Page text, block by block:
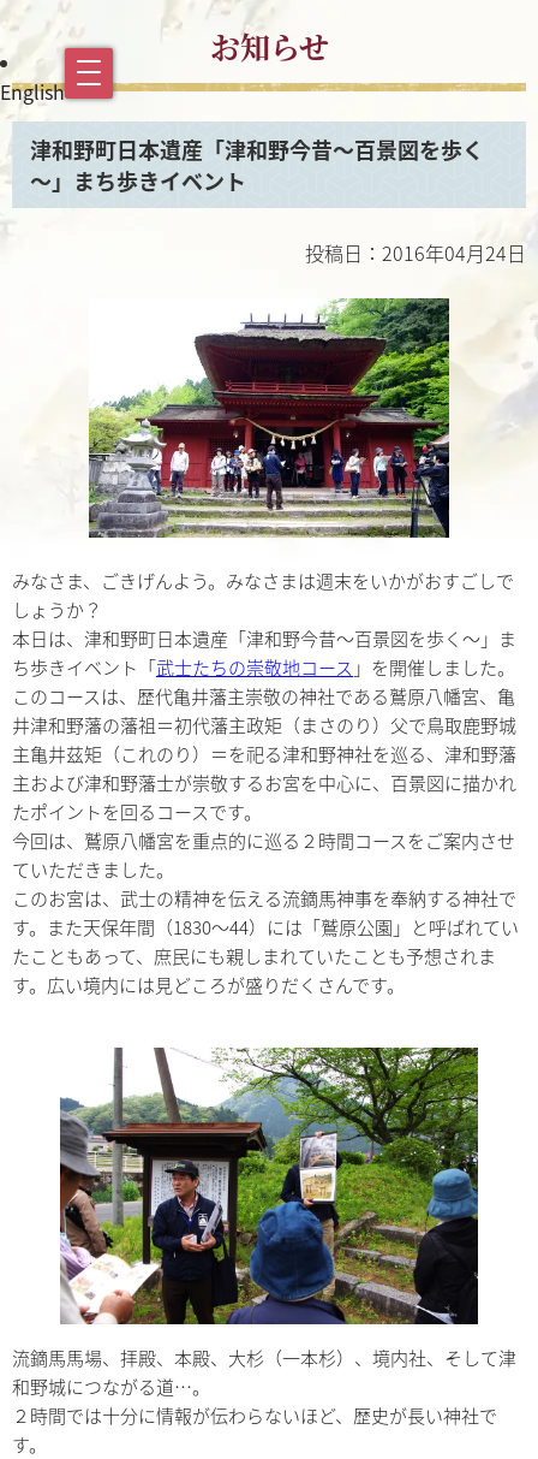
English
お知らせ
津和野町日本遺産「津和野今昔～百景図を歩く
～」まち歩きイベント
投稿日：2016年04月24日
みなさま、ごきげんよう。みなさまは週末をいかがおすごしで
しょうか？
本日は、津和野町日本遺産「津和野今昔～百景図を歩く～」ま
ち歩きイベント「武士たちの崇敬地コース 」を開催しました。
このコースは、歴代亀井藩主崇敬の神社である鷲原八幡宮、亀
井津和野藩の藩祖＝初代藩主政矩（まさのり）父で鳥取鹿野城
主亀井茲矩（これのり）＝を祀る津和野神社を巡る、津和野藩
主および津和野藩士が崇敬するお宮を中心に、百景図に描かれ
たポイントを回るコースです。
今回は、鷲原八幡宮を重点的に巡る２時間コースをご案内させ
ていただきました。
このお宮は、武士の精神を伝える流鏑馬神事を奉納する神社で
す。また天保年間（1830～44）には「鷲原公園」と呼ばれてい
たこともあって、庶民にも親しまれていたことも予想されま
す。広い境内には見どころが盛りだくさんです。
流鏑馬馬場、拝殿、本殿、大杉（一本杉）、境内社、そして津
和野城につながる道…。
２時間では十分に情報が伝わらないほど、歴史が長い神社で
す。